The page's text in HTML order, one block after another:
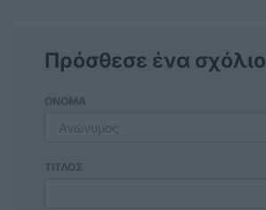
Πρόσθεσε ένα σχόλιο
ΟΝΟΜΑ
ΤΙΤΛΟΣ